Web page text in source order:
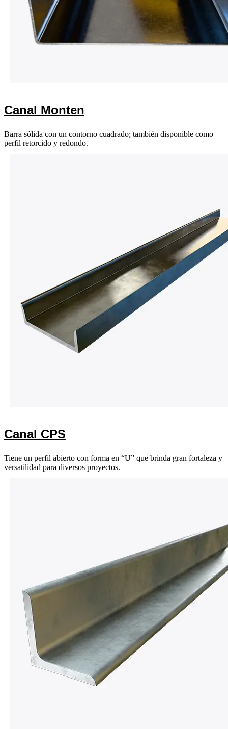
Canal Monten
Barra sólida con un contorno cuadrado; también disponible como
perfil retorcido y redondo.
Canal CPS
Tiene un perfil abierto con forma en “U” que brinda gran fortaleza y
versatilidad para diversos proyectos.